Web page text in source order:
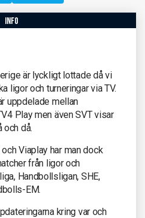
info
är lyckligt lottade då vi
ligor och turneringar via TV.
uppdelade mellan
Play men även SVT visar
och då.
Viaplay har man dock
från ligor och
Handbollsligan, SHE,
EM.
kring var och